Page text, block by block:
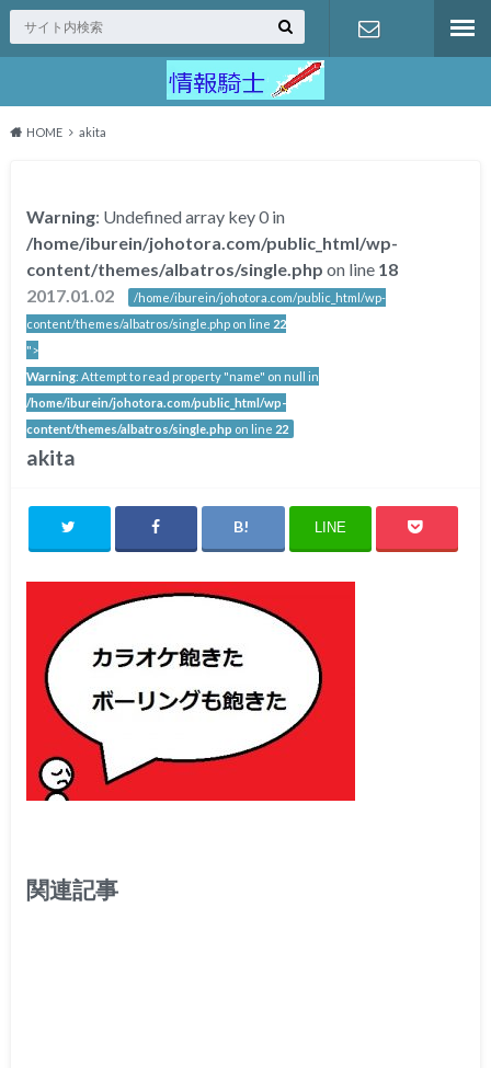
HOME akita
Warning: Undefined array key 0 in
/home/iburein/johotora.com/public_html/wp-
content/themes/albatros/single.php on line 18
2017.01.02
/home/iburein/johotora.com/public_html/wp-
content/themes/albatros/single.php on line 22
">
Warning: Attempt to read property "name" on null in
/home/iburein/johotora.com/public_html/wp-
content/themes/albatros/single.php on line 22
akita
LINE
関連記事